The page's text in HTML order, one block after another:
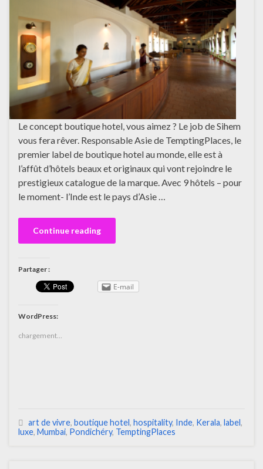
Le concept boutique hotel, vous aimez ? Le job de Sihem
vous fera rêver. Responsable Asie de TemptingPlaces, le
premier label de boutique hotel au monde, elle est à
l’affût d’hôtels beaux et originaux qui vont rejoindre le
prestigieux catalogue de la marque. Avec 9 hôtels – pour
le moment- l’Inde est le pays d’Asie …
Continue reading
Partager :
E-mail
WordPress:
chargement…
art de vivre, boutique hotel, hospitality, Inde, Kerala, label,
luxe, Mumbai, Pondichéry, TemptingPlaces